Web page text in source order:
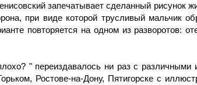
запечатывает сделанный рисунок
при виде которой трусливый мальчик
повторяется на одном из разворотов:
" переиздавалось ни раз с
Ростове-на-Дону, Пятигорске с